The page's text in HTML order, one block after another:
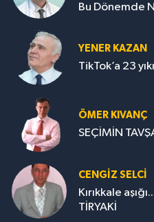
Bu Dönemde
YENER KAZAN
TikTok’a 23
ÖMER KIVANÇ
SEÇİMİN
CENGİZ SELCİ
Kırıkkale
TİRYAKİ